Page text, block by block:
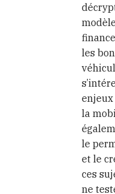
les
enjeux
la
le
et le
ces
ne